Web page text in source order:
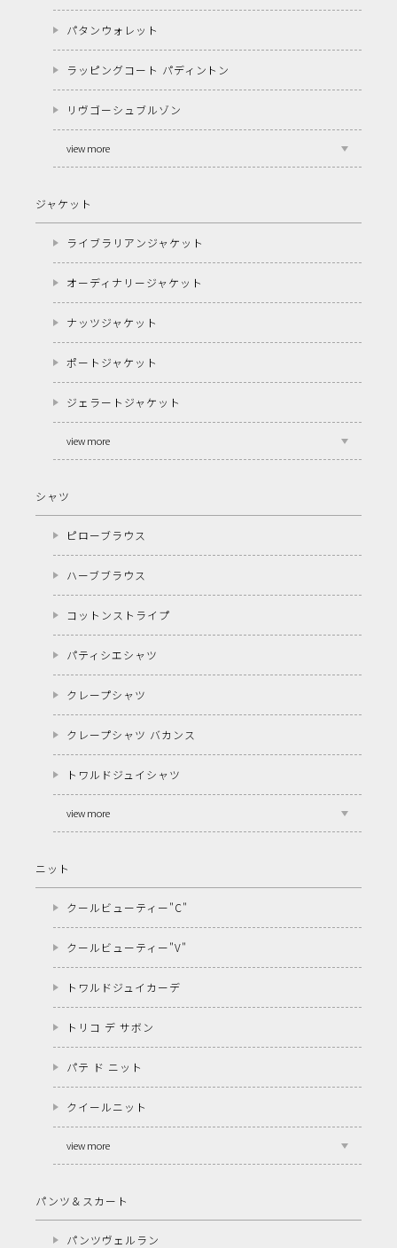
パタンウォレット
ラッピングコート パディントン
リヴゴーシュブルゾン
view more
ジャケット
ライブラリアンジャケット
オーディナリージャケット
ナッツジャケット
ポートジャケット
ジェラートジャケット
view more
シャツ
ピローブラウス
ハーブブラウス
コットンストライプ
パティシエシャツ
クレープシャツ
クレープシャツ バカンス
トワルドジュイシャツ
view more
ニット
クールビューティー"C"
クールビューティー"V"
トワルドジュイカーデ
トリコ デ サボン
パテ ド ニット
クイールニット
view more
パンツ＆スカート
パンツヴェルラン